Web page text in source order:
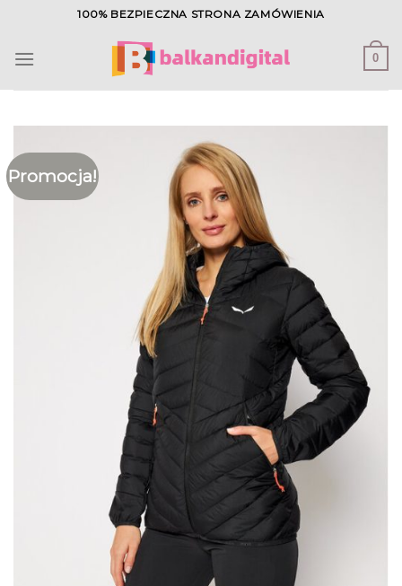
content
100% BEZPIECZNA STRONA ZAMÓWIENIA
0
Promocja!